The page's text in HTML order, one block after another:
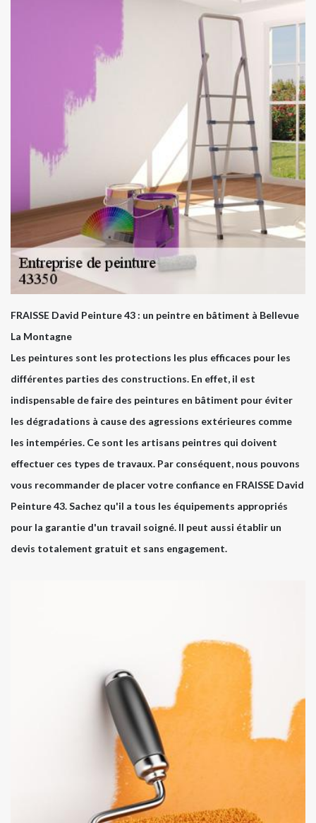
FRAISSE David Peinture 43 : un peintre en bâtiment à Bellevue
La Montagne
Les peintures sont les protections les plus efficaces pour les
différentes parties des constructions. En effet, il est
indispensable de faire des peintures en bâtiment pour éviter
les dégradations à cause des agressions extérieures comme
les intempéries. Ce sont les artisans peintres qui doivent
effectuer ces types de travaux. Par conséquent, nous pouvons
vous recommander de placer votre confiance en FRAISSE David
Peinture 43. Sachez qu'il a tous les équipements appropriés
pour la garantie d'un travail soigné. Il peut aussi établir un
devis totalement gratuit et sans engagement.